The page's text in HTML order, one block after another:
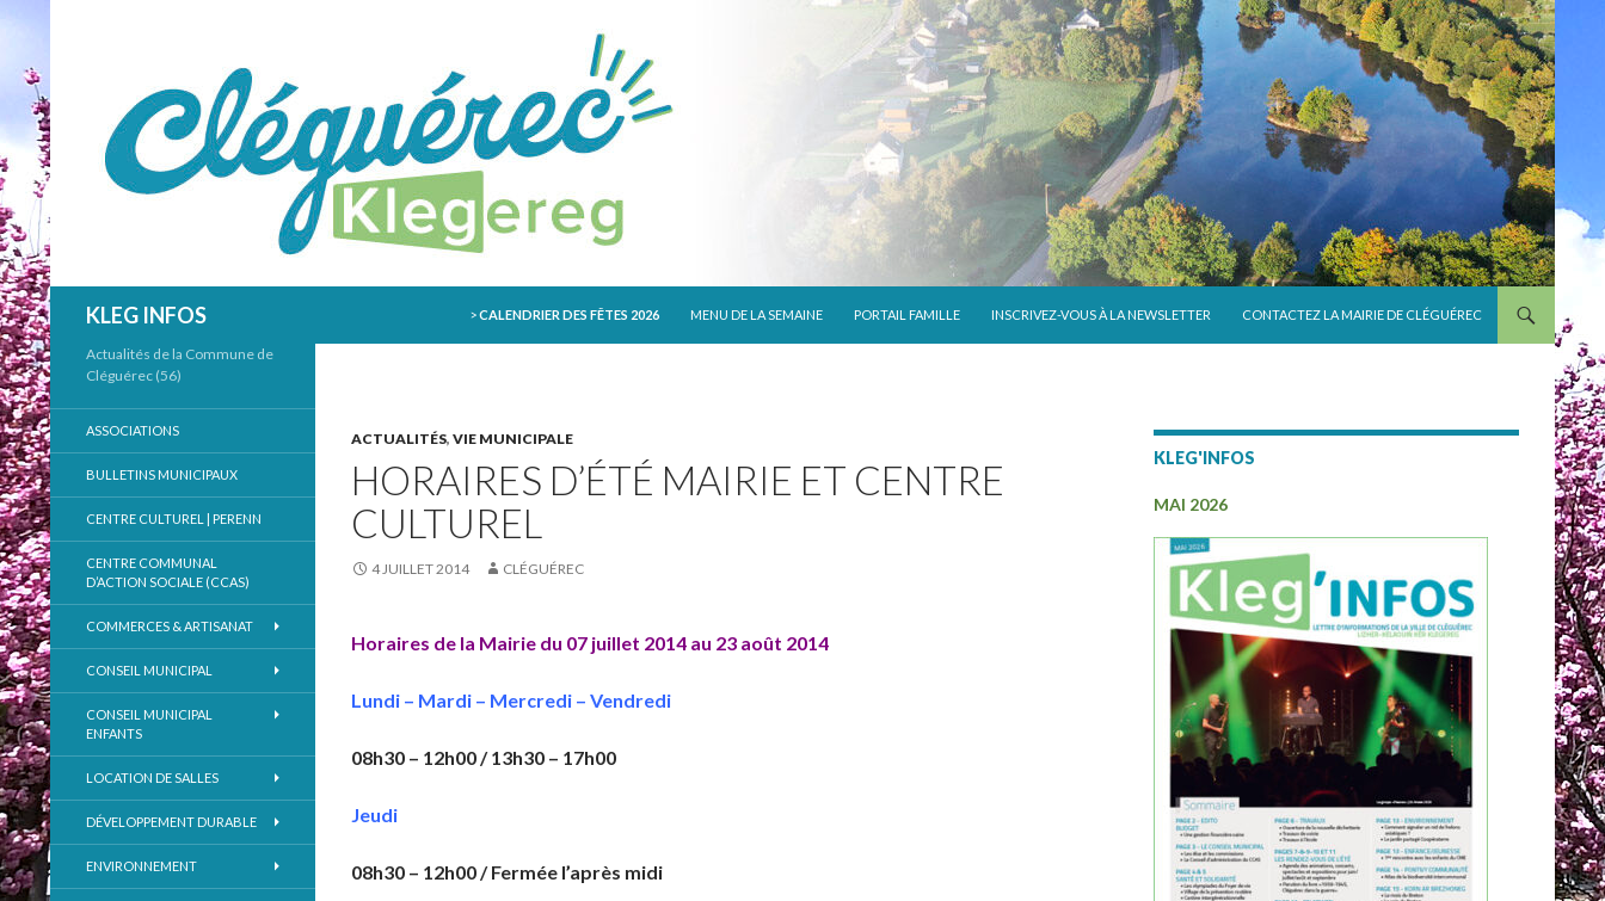
KLEG INFOS
>CALENDRIER DES FÊTES 2026 MENU DE LA SEMAINE PORTAIL FAMILLE INSCRIVEZ-VOUS À LA NEWSLETTER CONTACTEZ LA MAIRIE DE CLÉGUÉREC
ACTUALITÉS, VIE MUNICIPALE
HORAIRES D’ÉTÉ MAIRIE ET CENTRE
CULTUREL
4 JUILLET 2014 CLÉGUÉREC
Horaires de la Mairie du 07 juillet 2014 au 23 août 2014
Lundi – Mardi – Mercredi – Vendredi
08h30 – 12h00 / 13h30 – 17h00
Jeudi
08h30 – 12h00 / Fermée l’après midi
KLEG'INFOS
MAI 2026
Actualités de la Commune de
Cléguérec (56)
ASSOCIATIONS
BULLETINS MUNICIPAUX
CENTRE CULTUREL | PERENN
CENTRE COMMUNAL
D’ACTION SOCIALE (CCAS)
COMMERCES & ARTISANAT
CONSEIL MUNICIPAL
CONSEIL MUNICIPAL
ENFANTS
LOCATION DE SALLES
DÉVELOPPEMENT DURABLE
ENVIRONNEMENT